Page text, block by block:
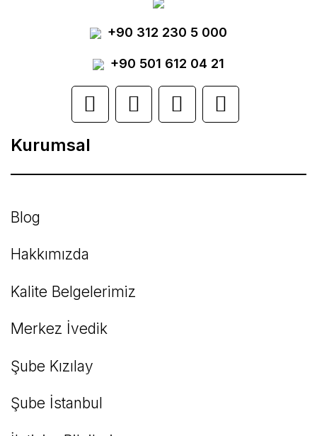
Yorum Yaz
Ürün resmi kalitesiz, bozuk veya
görüntülenemiyor.
Ürün açıklamasında eksik bilgiler bulunuyor.
Ürün bilgilerinde hatalar bulunuyor.
Ürün fiyatı diğer sitelerden daha pahalı.
Bu ürüne benzer farklı alternatifler olmalı.
+90 312 230 5 000
+90 501 612 04 21
Kurumsal
Blog
Hakkımızda
Kalite Belgelerimiz
Merkez İvedik
Şube Kızılay
Şube İstanbul